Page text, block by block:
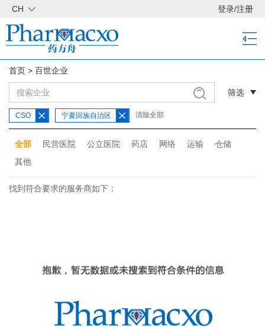
CH 登录/注册
首页 > 百世企业
筛选
CSO 宁夏回族自治区 清除全部
全部 民营医院 公立医院 药店 网络 运输
仓储
其他
找到符合要求的服务商如下：